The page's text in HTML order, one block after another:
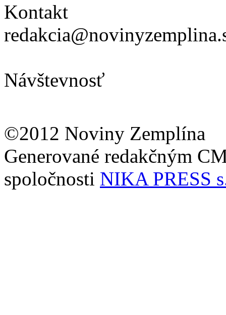
Kontakt
Návštevnosť
©2012 Noviny Zemplína
Generované redakčným
spoločnosti NIKA PRESS